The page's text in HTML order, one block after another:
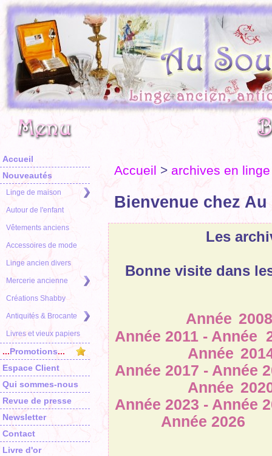
Accueil
Nouveautés
Linge de maison
Autour de l'enfant
Vêtements anciens
Accessoires de mode
Linge ancien divers
Mercerie ancienne
Créations Shabby
Antiquités & Brocante
Livres et vieux papiers
...Promotions...
Espace Client
Qui sommes-nous
Revue de presse
Newsletter
Contact
Livre d'or
Accueil > archives en
Bienvenue chez
Les
Bonne visite dans
Année 2008 -
Année 2011 - Année
Année 2014 -
Année 2017 - Année
Année 2020 -
Année 2023 - Année
Année 2026